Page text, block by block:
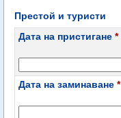
Престой и туристи
Дата на пристигане *
Дата на заминаване *